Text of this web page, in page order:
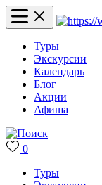
Туры
Экскурсии
Календарь
Блог
Акции
Афиша
0
Туры